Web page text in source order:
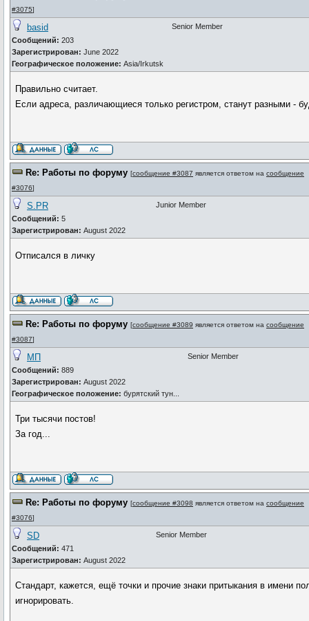
#3075]
basid
Сообщений: 203
Зарегистрирован: June 2022
Географическое положение: Asia/Irkutsk
Senior Member
Правильно считает.
Если адреса, различающиеся только регистром, станут разными -
Re: Работы по форуму [сообщение #3087 является ответом на сообщение
#3076]
S.PR
Сообщений: 5
Зарегистрирован: August 2022
Junior Member
Отписался в личку
Re: Работы по форуму [сообщение #3089 является ответом на сообщение
#3087]
МП
Сообщений: 889
Зарегистрирован: August 2022
Географическое положение: бурятский тун...
Senior Member
Три тысячи постов!
За год...
Re: Работы по форуму [сообщение #3098 является ответом на сообщение
#3076]
SD
Сообщений: 471
Зарегистрирован: August 2022
Senior Member
Стандарт, кажется, ещё точки и прочие знаки притыкания в имени
игнорировать.